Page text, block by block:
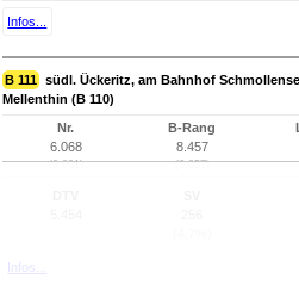
Infos...
B 111 südl. Ückeritz, am Bahnhof
Mellenthin (B 110)
Nr.
6.068
(9.001)
B-Rang
8.457
(6.057)
Infos...